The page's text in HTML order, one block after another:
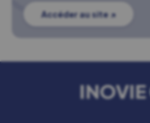
Accéder au site ↗